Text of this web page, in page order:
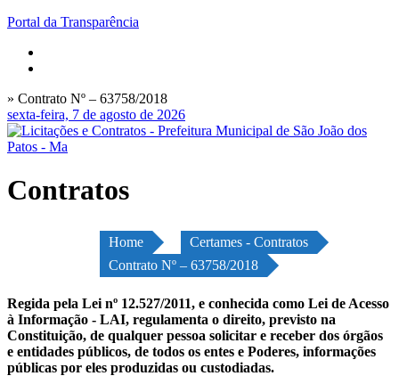
Portal da Transparência
» Contrato Nº – 63758/2018
sexta-feira, 7 de agosto de 2026
Contratos
Home
Certames - Contratos
Contrato Nº – 63758/2018
Regida pela Lei nº 12.527/2011, e conhecida como Lei de Acesso
à Informação - LAI, regulamenta o direito, previsto na
Constituição, de qualquer pessoa solicitar e receber dos órgãos
e entidades públicos, de todos os entes e Poderes, informações
públicas por eles produzidas ou custodiadas.